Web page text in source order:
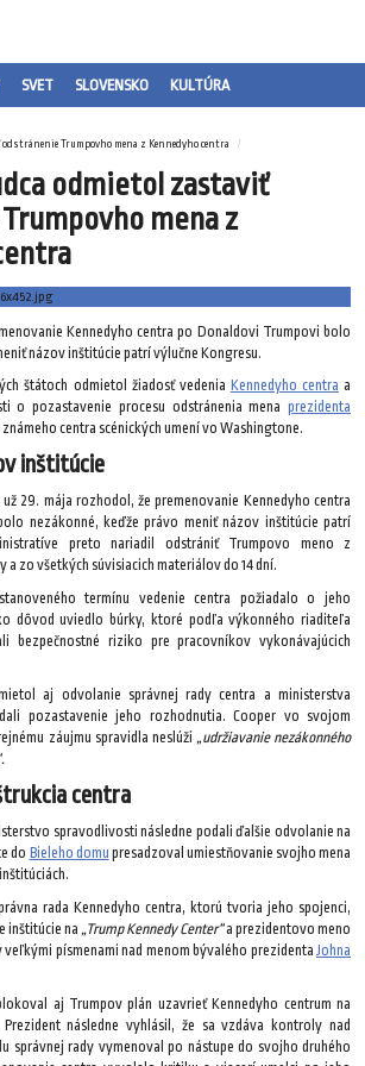
SVET SLOVENSKO KULTÚRA
Trumpovho mena z Kennedyho centra
odmietol zastaviť
mena z
Kennedyho centra po Donaldovi Trumpovi bolo
názov inštitúcie patrí výlučne Kongresu.
štátoch odmietol žiadosť vedenia Kennedyho centra a
o pozastavenie procesu odstránenia mena prezidenta
centra scénických umení vo Washingtone.
inštitúcie
už 29. mája rozhodol, že premenovanie Kennedyho centra
nezákonné, keďže právo meniť názov inštitúcie patrí
preto nariadil odstrániť Trumpovo meno z
a zo všetkých súvisiacich materiálov do 14 dní.
termínu vedenie centra požiadalo o jeho
dôvod uviedlo búrky, ktoré podľa výkonného riaditeľa
bezpečnostné riziko pre pracovníkov vykonávajúcich
aj odvolanie správnej rady centra a ministerstva
pozastavenie jeho rozhodnutia. Cooper vo svojom
záujmu spravidla neslúži „udržiavanie nezákonného
centra
spravodlivosti následne podali ďalšie odvolanie na
do Bieleho domu presadzoval umiestňovanie svojho mena
rada Kennedyho centra, ktorú tvoria jeho spojenci,
inštitúcie na „Trump Kennedy Center“a prezidentovo meno
písmenami nad menom bývalého prezidenta Johna
aj Trumpov plán uzavrieť Kennedyho centrum na
následne vyhlásil, že sa vzdáva kontroly nad
správnej rady vymenoval po nástupe do svojho druhého